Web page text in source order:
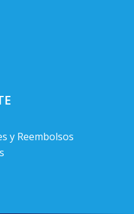
y Reembolsos